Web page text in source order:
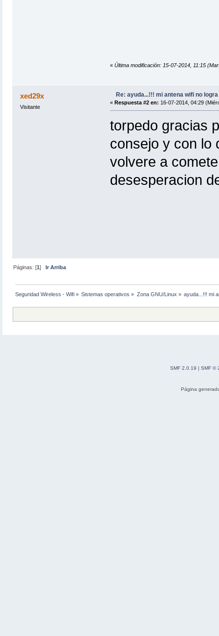
« Última modificación: 15-07-2014, 11:15
xed29x
Visitante
Re: ayuda...!!! mi antena wifi no
« Respuesta #2 en: 16-07-2014, 04:29
torpedo gracias
consejo y con lo
volvere a
desesperacion
Páginas: [1] Ir Arriba
Seguridad Wireless - Wifi » Sistemas operativos » Zona GNU/Linux » ayuda...!!! mi
SMF 2.0.19
SMF ©
Página